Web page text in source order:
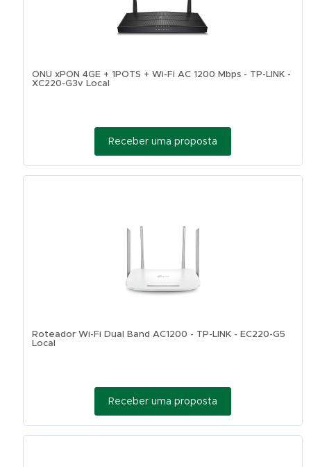
ONU xPON 4GE + 1POTS + Wi-Fi AC 1200 Mbps - TP-LINK -
XC220-G3v Local
Receber uma proposta
Roteador Wi-Fi Dual Band AC1200 - TP-LINK - EC220-G5
Local
Receber uma proposta